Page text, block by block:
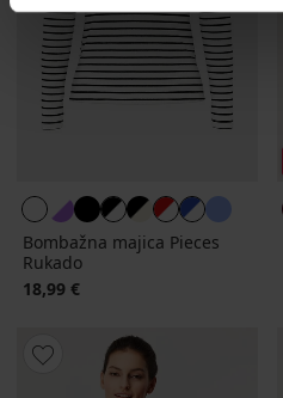
Bombažna majica Pieces
Rukado
18,99 €